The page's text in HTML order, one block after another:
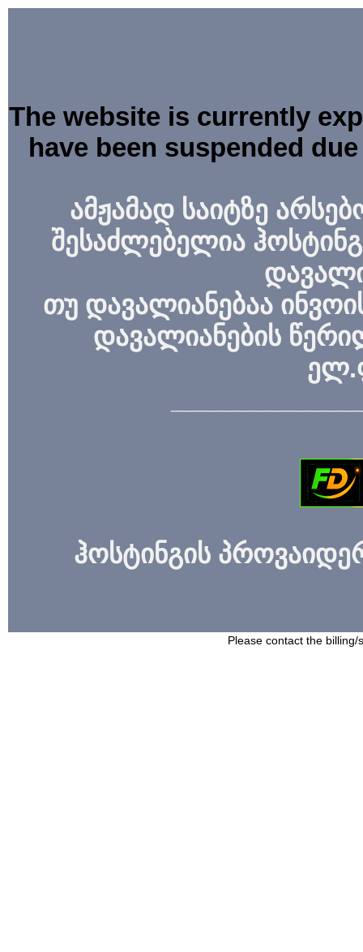
The website is currently
have been suspended
ამჟამად საიტზე
შესაძლებელია
თუ დავალიანებაა
დავალიანების
ჰოსტინგის
Please contact the